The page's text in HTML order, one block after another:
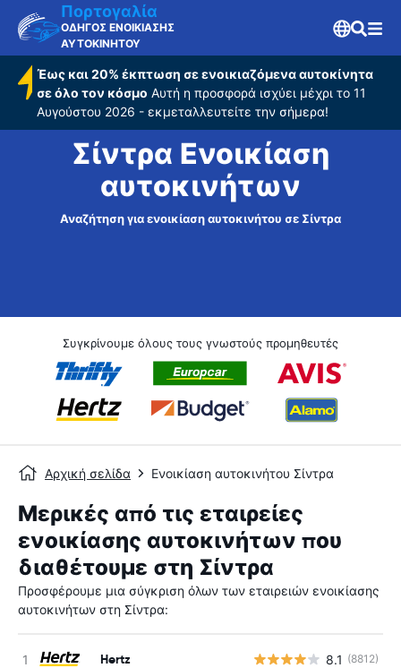
Πορτογαλία
ΟΔΗΓΟΣ ΕΝΟΙΚΙΑΣΗΣ
ΑΥΤΟΚΙΝΗΤΟΥ
Έως και 20% έκπτωση σε ενοικιαζόμενα αυτοκίνητα
σε όλο τον κόσμο Αυτή η προσφορά ισχύει μέχρι το 11
Αυγούστου 2026 - εκμεταλλευτείτε την σήμερα!
Σίντρα Ενοικίαση
αυτοκινήτων
Αναζήτηση για ενοικίαση αυτοκινήτου σε Σίντρα
Συγκρίνουμε όλους τους γνωστούς προμηθευτές
Αρχική σελίδα Ενοικίαση αυτοκινήτου Σίντρα
Μερικές από τις εταιρείες
ενοικίασης αυτοκινήτων που
διαθέτουμε στη Σίντρα
Προσφέρουμε μια σύγκριση όλων των εταιρειών ενοικίασης
αυτοκινήτων στη Σίντρα:
Hertz 8.1 (8812)